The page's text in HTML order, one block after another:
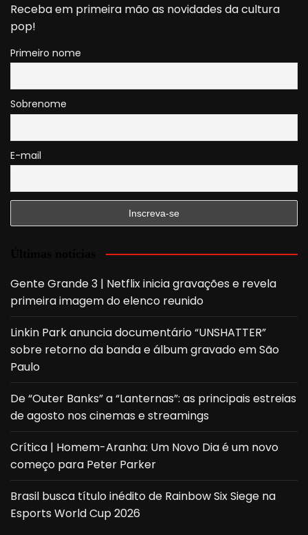
Receba em primeira mão as novidades da cultura
pop!
Primeiro nome
Sobrenome
E-mail
Gente Grande 3 | Netflix inicia gravações e revela
primeira imagem do elenco reunido
Linkin Park anuncia documentário “UNSHATTER”
sobre retorno da banda e álbum gravado em São
Paulo
De “Outer Banks” a “Lanternas”: as principais estreias
de agosto nos cinemas e streamings
Crítica | Homem-Aranha: Um Novo Dia é um novo
começo para Peter Parker
Brasil busca título inédito de Rainbow Six Siege na
Esports World Cup 2026